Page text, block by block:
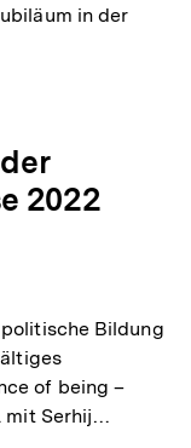
in der
2022
Bildung
of being –
mit Serhij…